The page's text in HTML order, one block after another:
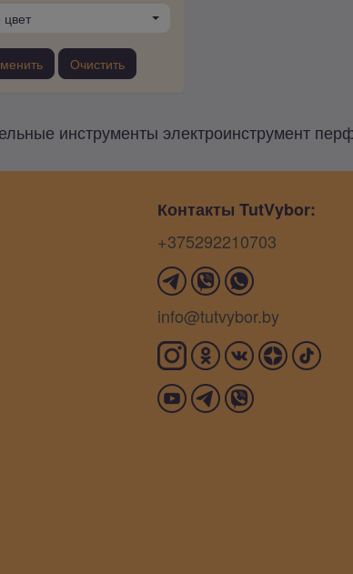
Очистить
инструменты электроинструмент
Контакты TutVybor:
+375292210703
info@tutvybor.by